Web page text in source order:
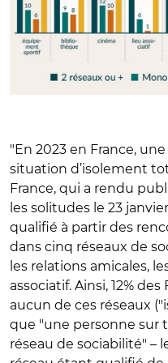
"En 2023 en France,
situation d’isolement
France, qui a rendu
les solitudes le 23
qualifié à partir des
dans cinq réseaux de
les relations amicales,
associatif. Ainsi, 12%
aucun de ces réseaux
que "une personne sur
réseau de sociabilité" –